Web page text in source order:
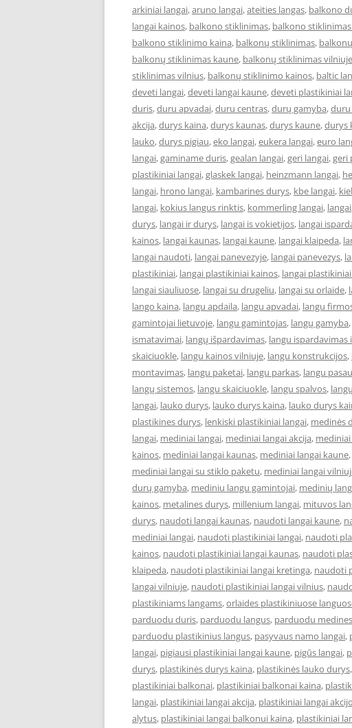
arkiniai langai,aruno langai,ateities langas, balkono
langai kainos, balkono stiklinimas, balkono
balkono stiklinimo kaina, balkonų stiklinimas,
balkonų stiklinimas kaune, balkonų stiklinimas vilniuje
stiklinimas vilnius, balkonų stiklinimo kainos, baltic
deveti langai,deveti langai kaune,deveti plastikiniai
duris,duru apvadai,duru centras,durų gamyba,duru
akcija,durys kaina,durys kaunas,durys kaune,durys
lauko,durys pigiau,eko langai,eukera langai,euro
langai,gaminame duris,gealan langai,geri langai,geri
plastikiniai langai,glaskek langai, heinzmann langai,
langai, hrono langai, kambarines durys, kbe langai,
langai, kokius langus rinktis, kommerling langai, langai
durys, langai ir durys, langai is vokietijos, langai
kainos, langai kaunas, langai kaune, langai klaipeda,
langai naudoti, langai panevezyje, langai panevezys,
plastikiniai, langai plastikiniai kainos, langai
langai siauliuose, langai su drugeliu, langai su orlaide,
lango kaina, langu apdaila, langu apvadai, langu
gamintojai lietuvoje, langu gamintojas, langų gamyba,
ismatavimai, langų išpardavimas, langu ispardavimas
skaiciuokle, langu kainos vilniuje, langu konstrukcijos,
montavimas, langu paketai, langu parkas, langu
langų sistemos, langu skaiciuokle, langu spalvos,
langai, lauko durys, lauko durys kaina, lauko durys
plastikines durys, lenkiski plastikiniai langai, medinės
langai, mediniai langai, mediniai langai akcija,
kainos, mediniai langai kaunas, mediniai langai kaune,
mediniai langai su stiklo paketu, mediniai langai
durų gamyba, mediniu langu gamintojai, medinių
kainos, metalines durys, millenium langai, mituvos
durys, naudoti langai kaunas, naudoti langai kaune,
mediniai langai, naudoti plastikiniai langai, naudoti
kainos, naudoti plastikiniai langai kaunas, naudoti
klaipeda, naudoti plastikiniai langai kretinga, naudoti
langai vilniuje, naudoti plastikiniai langai vilnius,
plastikiniams langams,orlaides plastikiniuose
parduodu duris, parduodu langus, parduodu
parduodu plastikinius langus, pasyvaus namo langai,
langai, pigiausi plastikiniai langai kaune, pigūs langai,
durys, plastikinės durys kaina, plastikinės lauko durys,
plastikiniai balkonai, plastikiniai balkonai kaina,
langai, plastikiniai langai akcija, plastikiniai langai
alytus, plastikiniai langai balkonui kaina, plastikiniai